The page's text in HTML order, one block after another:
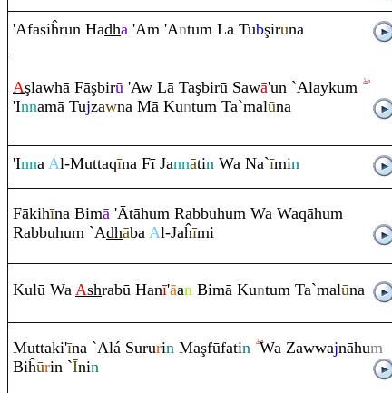
'Afasiĥrun Hādhā 'Am 'Antum Lā Tubşirūna
Aşlawhā Fāşbirū 'Aw Lā Taşbirū Sawā'un `Alaykum
'Innamā Tujzawna Mā Kuntum Ta`malūna
'Inna Al-Muttaqīna Fī Jannātin Wa Na`īmin
Fākihīna Bimā 'Ātāhum Rabbuhum Wa Waqāhum
Rabbuhum `Adhāba Al-Jaĥīmi
Kulū Wa Ashrabū Hanī'āan Bimā Kuntum Ta`malūna
Muttaki'īna `Alá Sururin Maşfūfatin Wa Zawwajnāhum
Biĥūrin `Īnin